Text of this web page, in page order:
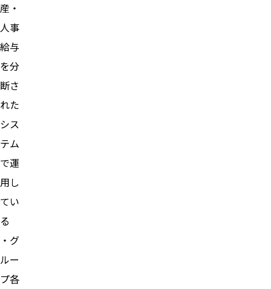
産・
人事
給与
を分
断さ
れた
シス
テム
で運
用し
てい
る
・グ
ルー
プ各